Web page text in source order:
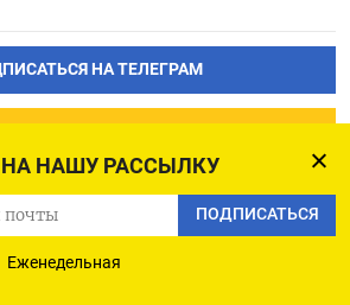
НАШУ РАССЫЛКУ
ПОДПИСАТЬСЯ
Еженедельная
НА ТЕЛЕГРАМ